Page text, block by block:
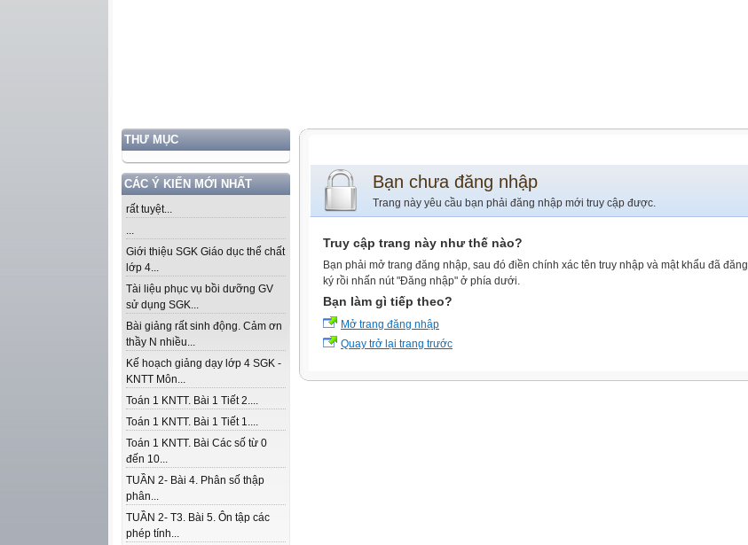
THƯ MỤC
CÁC Ý KIẾN MỚI NHẤT
rất tuyệt...
...
Giới thiệu SGK Giáo dục thể chất
lớp 4...
Tài liệu phục vụ bồi dưỡng GV
sử dụng SGK...
Bài giảng rất sinh động. Cảm ơn
thầy N nhiều...
Kế hoạch giảng dạy lớp 4 SGK -
KNTT Môn...
Toán 1 KNTT. Bài 1 Tiết 2....
Toán 1 KNTT. Bài 1 Tiết 1....
Toán 1 KNTT. Bài Các số từ 0
đến 10...
TUẦN 2- Bài 4. Phân số thập
phân...
TUẦN 2- T3. Bài 5. Ôn tập các
phép tính...
Bạn chưa đăng nhập
Trang này yêu cầu bạn phải đăng nhập mới truy cập được.
Truy cập trang này như thế nào?
Bạn phải mở trang đăng nhập, sau đó điền chính xác tên truy nhập và mật khẩu đã đăng
ký rồi nhấn nút "Đăng nhập" ở phía dưới.
Bạn làm gì tiếp theo?
Mở trang đăng nhập
Quay trở lại trang trước